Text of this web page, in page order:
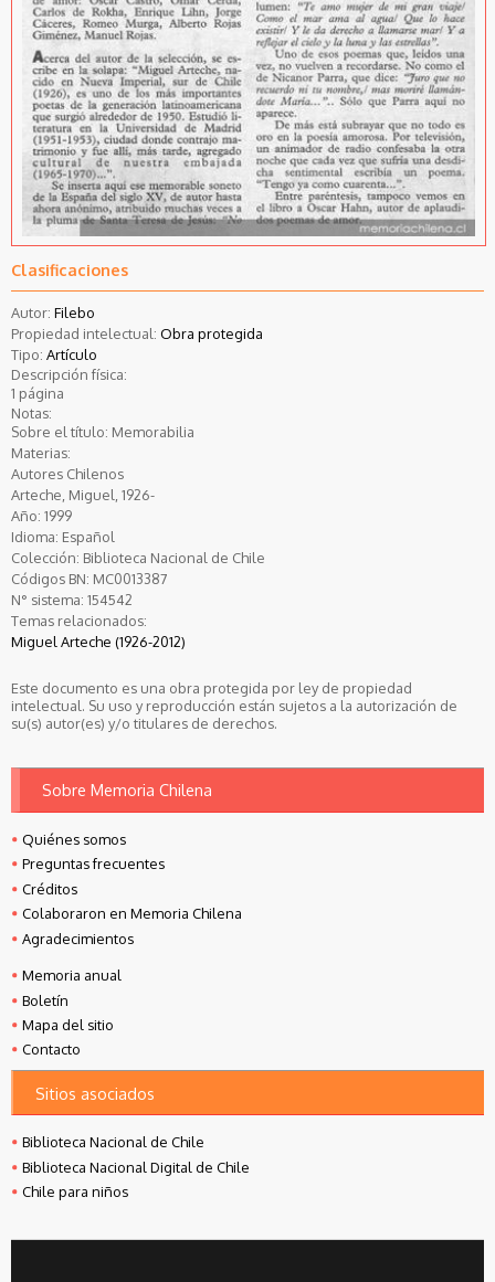
Clasificaciones
Autor: Filebo
Propiedad intelectual: Obra protegida
Tipo: Artículo
Descripción física:
1 página
Notas:
Sobre el título: Memorabilia
Materias:
Autores Chilenos
Arteche, Miguel, 1926-
Año: 1999
Idioma: Español
Colección: Biblioteca Nacional de Chile
Códigos BN: MC0013387
N° sistema: 154542
Temas relacionados:
Miguel Arteche (1926-2012)
Este documento es una obra protegida por ley de propiedad
intelectual. Su uso y reproducción están sujetos a la autorización de
su(s) autor(es) y/o titulares de derechos.
Sobre Memoria Chilena
Quiénes somos
Preguntas frecuentes
Créditos
Colaboraron en Memoria Chilena
Agradecimientos
Memoria anual
Boletín
Mapa del sitio
Contacto
Sitios asociados
Biblioteca Nacional de Chile
Biblioteca Nacional Digital de Chile
Chile para niños